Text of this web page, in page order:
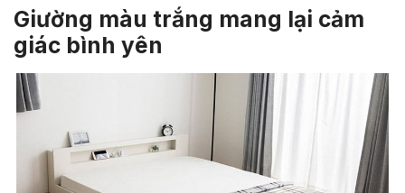
Giường màu trắng mang lại cảm
giác bình yên